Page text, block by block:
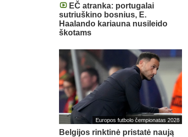
EČ atranka: portugalai
sutriuškino bosnius, E.
Haalando kariauna nusileido
škotams
Europos futbolo čempionatas 2028
Belgijos rinktinė pristatė naują